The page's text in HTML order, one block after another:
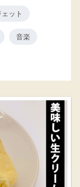
ット
音楽